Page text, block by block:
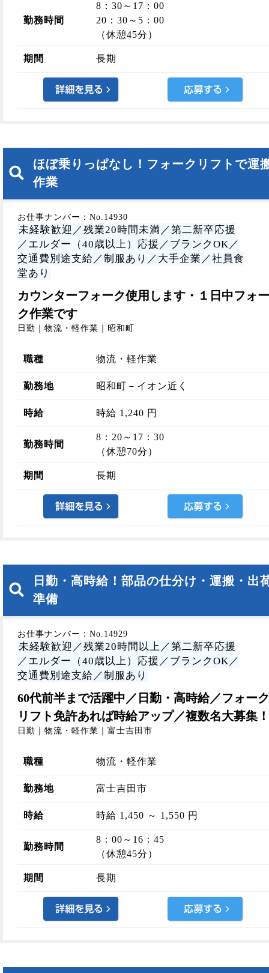
勤務時間
8：30～17：00
20：30～5：00
（休憩45分）
期間 長期
ほぼ乗りっぱなし！フォークリフトで運
作業
お仕事ナンバー：No.14930
未経験歓迎／残業20時間未満／第二新卒応援
／エルダー（40歳以上）応援／ブランクOK／
交通費別途支給／制服あり／大手企業／社員食
堂あり
カウンターフォーク使用します・１日中フォー
ク作業です
日勤｜物流・軽作業｜昭和町
職種 物流・軽作業
勤務地 昭和町－イオン近く
時給 時給 1,240 円
勤務時間
8：20～17：30
（休憩70分）
期間 長期
日勤・高時給！部品の仕分け・運搬・出
準備
お仕事ナンバー：No.14929
未経験歓迎／残業20時間以上／第二新卒応援
／エルダー（40歳以上）応援／ブランクOK／
交通費別途支給／制服あり
60代前半まで活躍中／日勤・高時給／フォーク
リフト免許あれば時給アップ／複数名大募集！
日勤｜物流・軽作業｜富士吉田市
職種 物流・軽作業
勤務地 富士吉田市
時給 時給 1,450 ～ 1,550 円
勤務時間
8：00～16：45
（休憩45分）
期間 長期